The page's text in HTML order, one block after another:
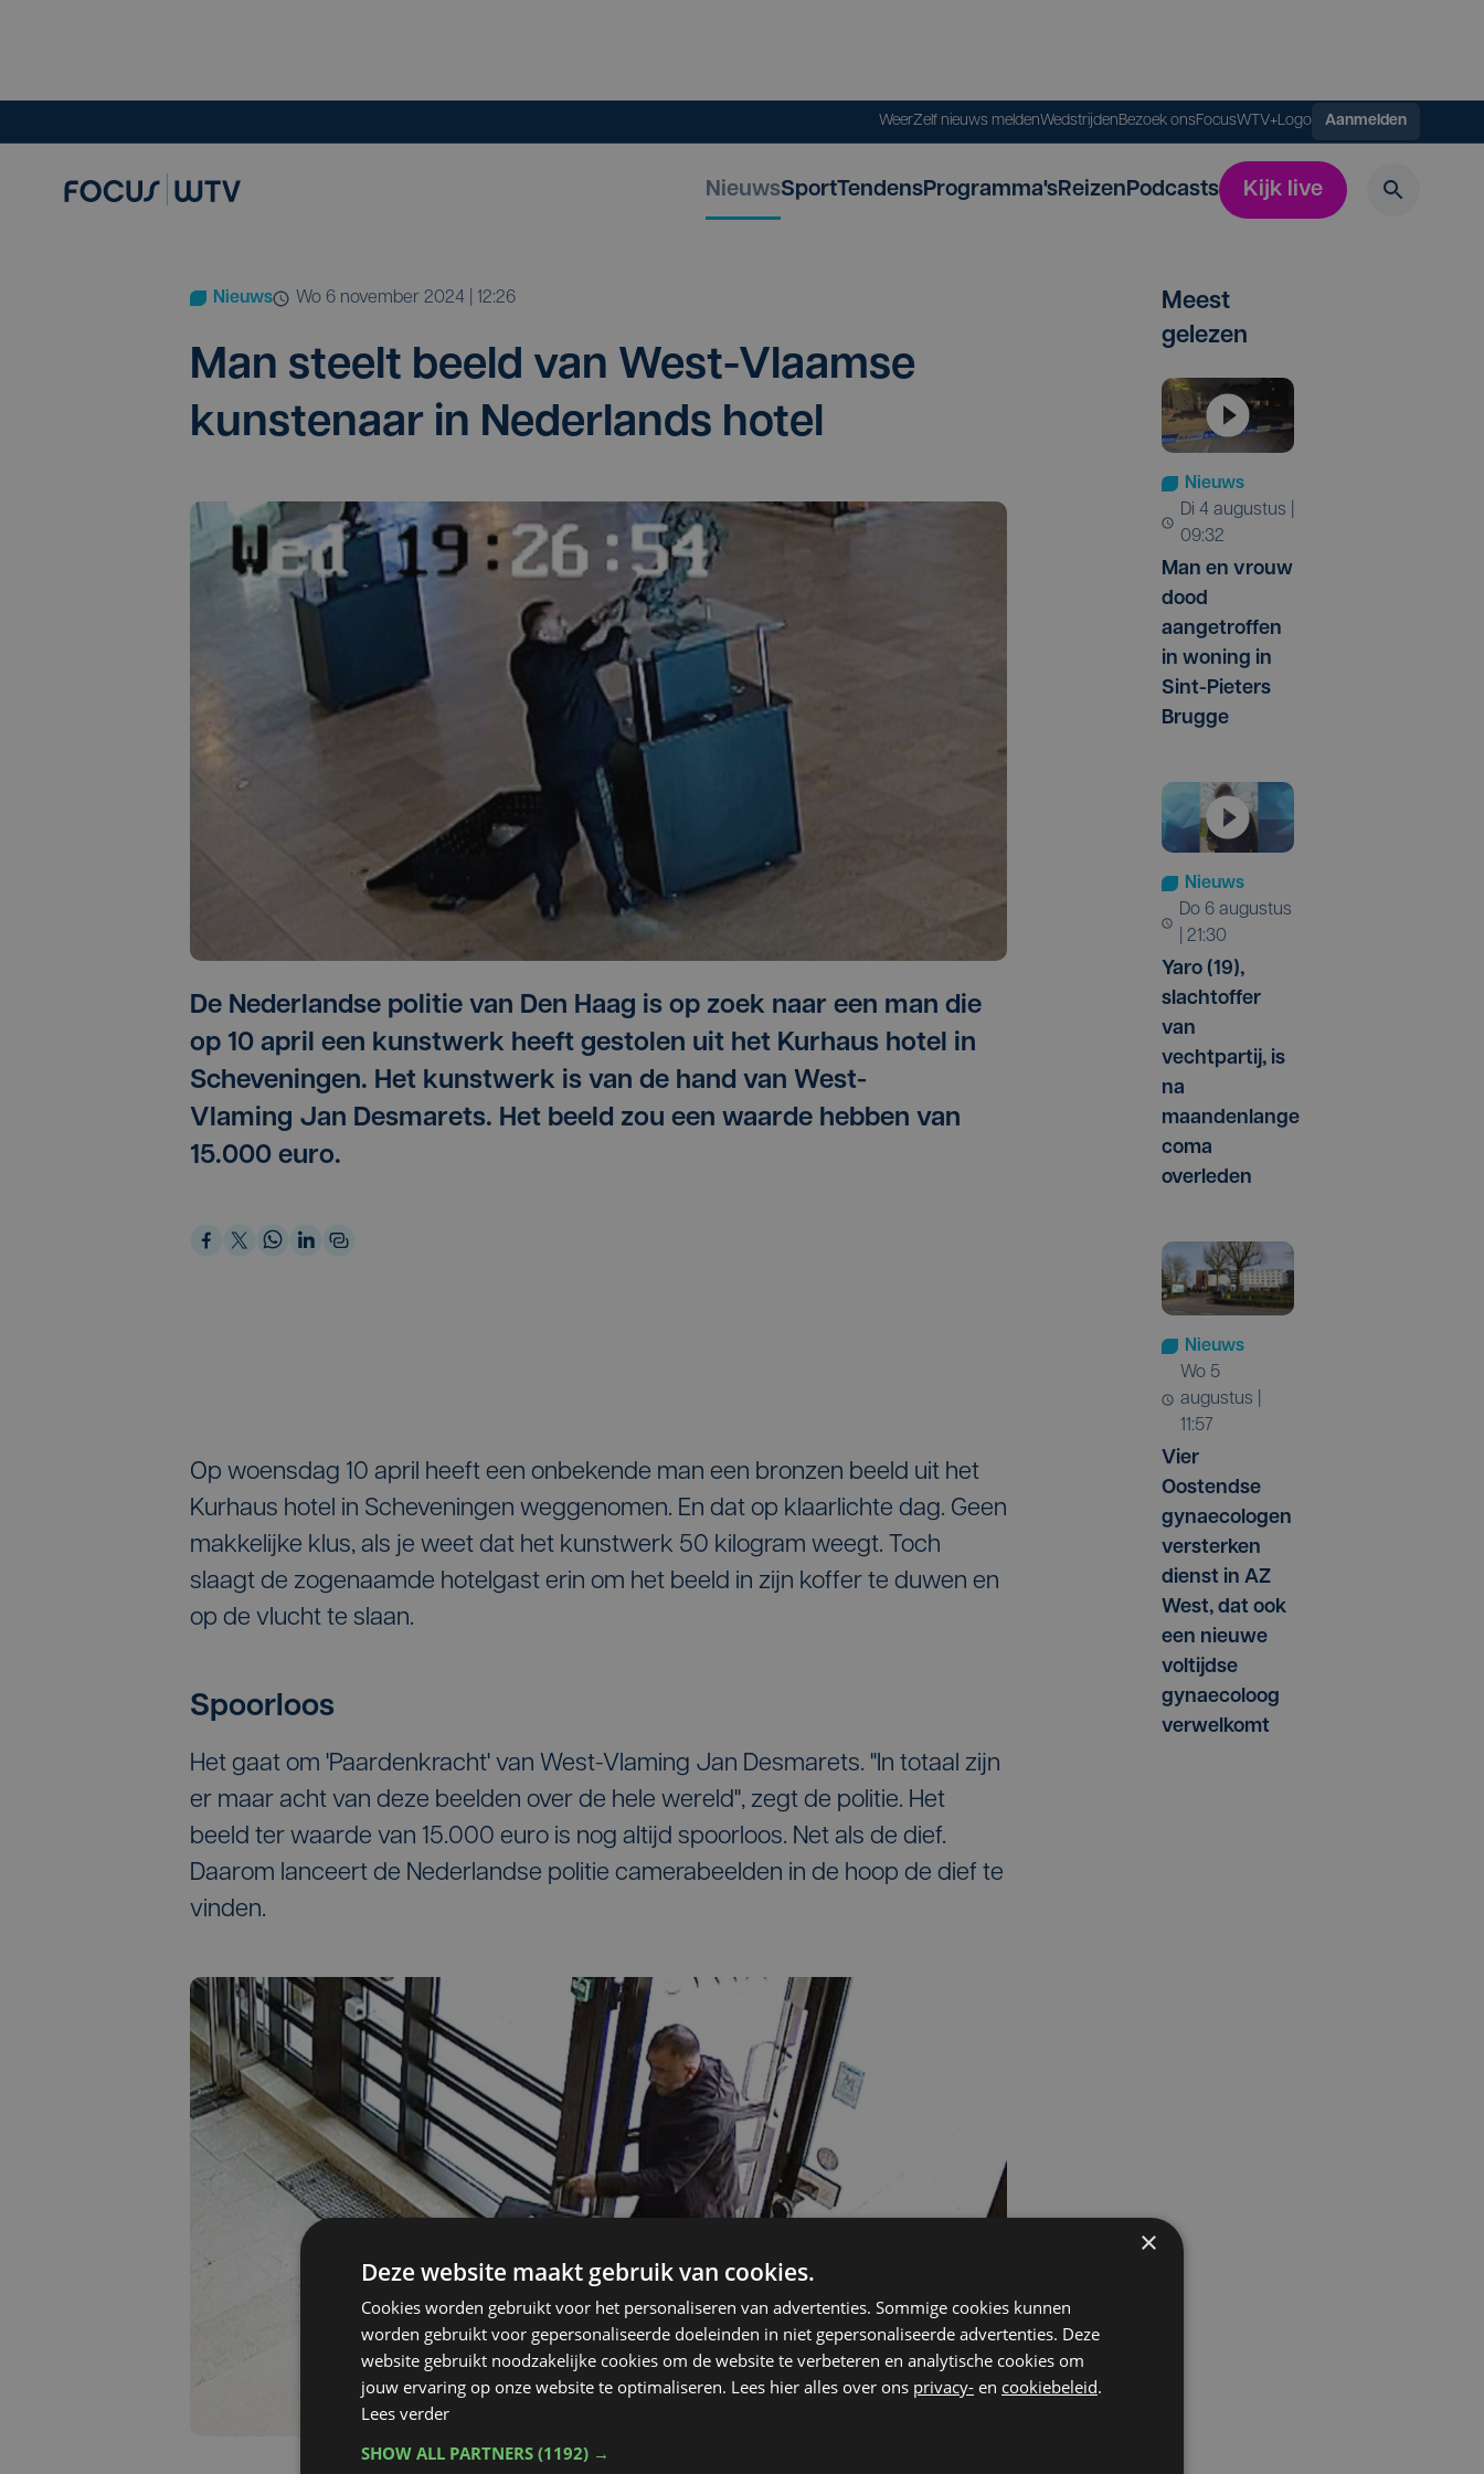
WeerZelf nieuws meldenWedstrijdenBezoek onsFocusWTV+Logo Aanmelden
NieuwsSportTendensProgramma'sReizenPodcasts Kijk live
Nieuws wo 6 november 2024 | 12:26
Man steelt beeld van West-Vlaam­se
kun­ste­naar in Neder­lands hotel
De Nederlandse politie van Den Haag is op zoek naar een man die
op 10 april een kunstwerk heeft gestolen uit het Kurhaus hotel in
Scheveningen. Het kunstwerk is van de hand van West-
Vlaming Jan Desmarets. Het beeld zou een waarde hebben van
15.000 euro.
Op woensdag 10 april heeft een onbekende man een bronzen beeld uit het
Kurhaus hotel in Scheveningen weggenomen. En dat op klaarlichte dag. Geen
makkelijke klus, als je weet dat het kunstwerk 50 kilogram weegt. Toch
slaagt de zogenaamde hotelgast erin om het beeld in zijn koffer te duwen en
op de vlucht te slaan.
Spoorloos
Het gaat om 'Paardenkracht' van West-Vlaming Jan Desmarets. "In totaal zijn
er maar acht van deze beelden over de hele wereld", zegt de politie. Het
beeld ter waarde van 15.000 euro is nog altijd spoorloos. Net als de dief.
Daarom lanceert de Nederlandse politie camerabeelden in de hoop de dief te
vinden.
Meest
gelezen
Nieuws
di 4 augustus |
09:32
Man en vrouw
dood
aangetroffen
in woning in
Sint-Pieters
Brugge
Nieuws
do 6 augustus
| 21:30
Yaro (19),
slachtoffer
van
vechtpartij, is
na
maandenlange
coma
overleden
Nieuws
wo 5
augustus |
11:57
Vier
Oostendse
gynaecologen
versterken
dienst in AZ
West, dat ook
een nieuwe
voltijdse
gynaecoloog
verwelkomt
×
Deze website maakt gebruik van cookies.
Cookies worden gebruikt voor het personaliseren van advertenties. Sommige cookies kunnen
worden gebruikt voor gepersonaliseerde doeleinden in niet gepersonaliseerde advertenties. Deze
website gebruikt noodzakelijke cookies om de website te verbeteren en analytische cookies om
jouw ervaring op onze website te optimaliseren. Lees hier alles over ons privacy- en cookiebeleid.
Lees verder
SHOW ALL PARTNERS (1192) →